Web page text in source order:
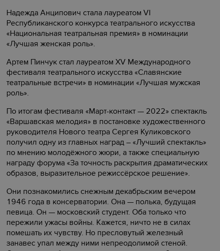
Надежда Анципович стала лауреатом VI
Республиканского конкурса театрального искусства
«‎Национальная театральная премия» в номинации
«‎Лучшая женская роль».
Артем Пинчук стал лауреатом XV Международного
фестиваля театрального искусства «Славянские
театральные встречи» в номинации «‎Лучшая мужская
роль».
По итогам фестиваля «‎Март-контакт — 2022» спектакль
«Варшавская мелодия» в постановке художественного
руководителя Нового театра Сергея Куликовского
получил одну из главных наград – «Лучший спектакль»
по мнению молодёжного жюри, а также специальную
награду форума «За точность раскрытия драматических
образов, выразительное режиссёрское решение».
Они познакомились снежным декабрьским вечером
1946 года в консерватории. Она — полька, будущая
певица. Он — московский студент. Оба только что
пережили ужасы войны. Кажется, ничто не в силах
помешать их чувству. Но пресловутый железный
занавес упал между ними непреодолимой стеной.